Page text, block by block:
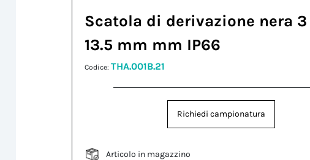
Scatola di derivazione nera 3
13.5 mm mm IP66
Codice:THA.001B.21
Richiedi campionatura
Articolo in magazzino